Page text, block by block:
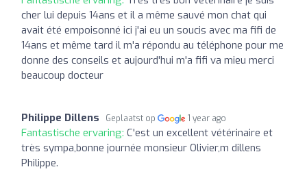
cher lui depuis 14ans et il a même sauvé mon chat qui
avait été empoisonné ici j'ai eu un soucis avec ma fifi de
14ans et même tard il m'a répondu au téléphone pour me
donne des conseils et aujourd'hui m'a fifi va mieu merci
beaucoup docteur
Philippe Dillens Geplaatst op 1 year ago
Fantastische ervaring: C'est un excellent vétérinaire et
très sympa,bonne journée monsieur Olivier,m dillens
Philippe.